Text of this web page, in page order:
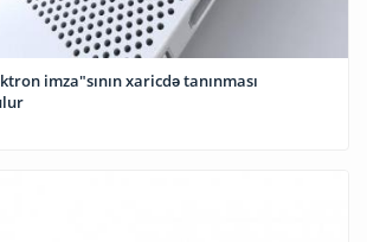
imza"sının xaricdə tanınması